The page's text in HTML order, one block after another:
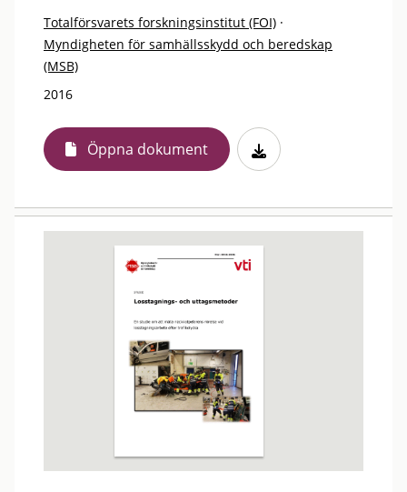
Totalförsvarets forskningsinstitut (FOI) ·
Myndigheten för samhällsskydd och beredskap
(MSB)
2016
Öppna dokument